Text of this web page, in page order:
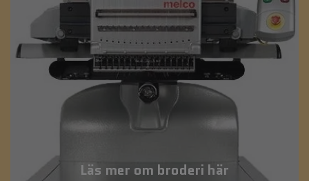
Läs mer om broderi här